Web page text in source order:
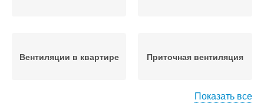
Вентиляции в квартире Приточная вентиляция
Показать все